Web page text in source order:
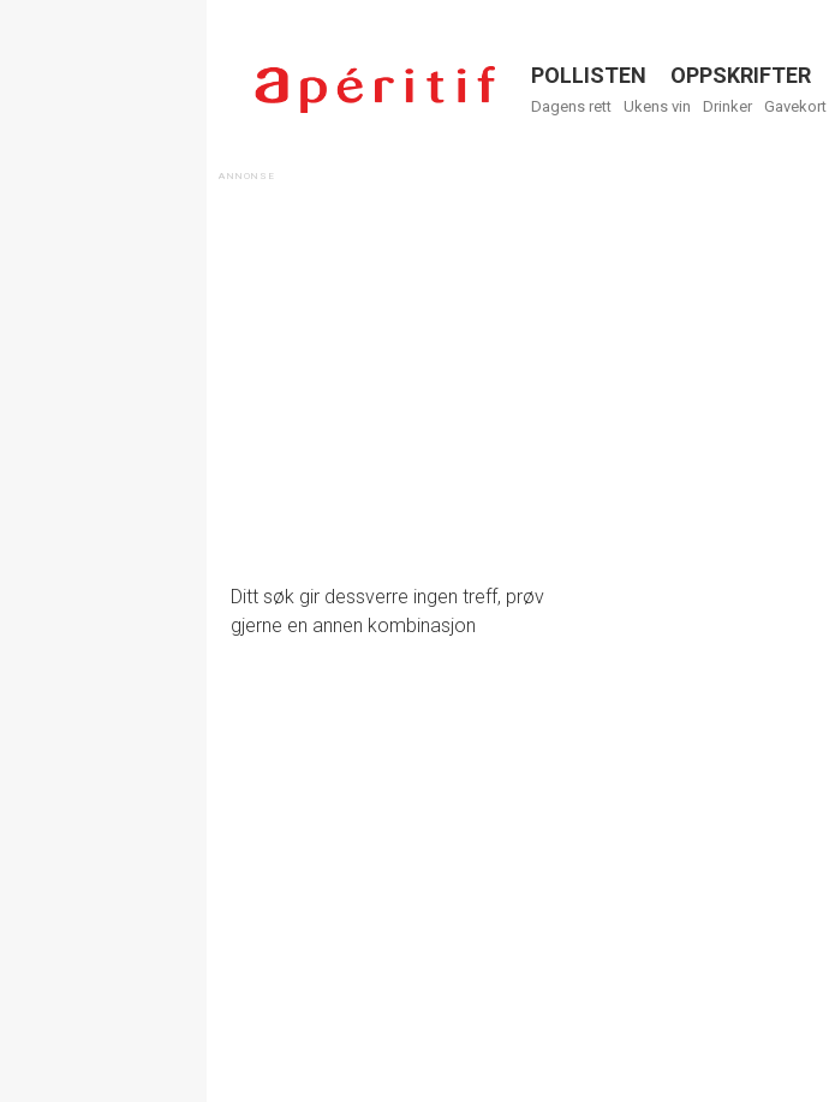
Menu
POLLISTEN OPPSKRIFTER
Dagens rett Ukens vin Drinker Gavekort
Ditt søk gir dessverre ingen treff, prøv
gjerne en annen kombinasjon